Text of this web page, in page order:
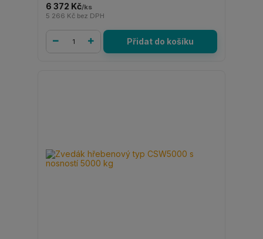
6 372 Kč/ks
5 266 Kč bez DPH
Přidat do košíku